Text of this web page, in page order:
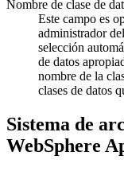
Nombre de clase de
Este campo es
administrador
selección
de datos
nombre de la
clases de datos
Sistema de
WebSphere